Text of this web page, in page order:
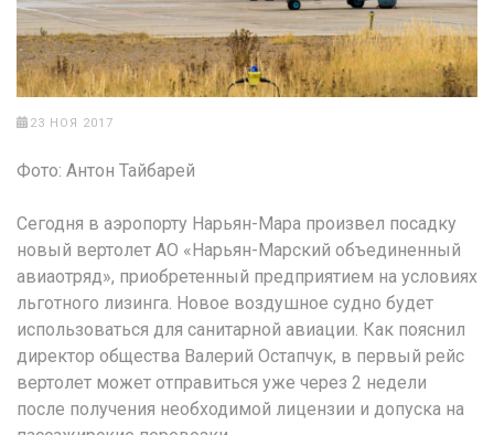
23 НОЯ 2017
Фото: Антон Тайбарей
Сегодня в аэропорту Нарьян-Мара произвел посадку
новый вертолет АО «Нарьян-Марский объединенный
авиаотряд», приобретенный предприятием на условиях
льготного лизинга. Новое воздушное судно будет
использоваться для санитарной авиации. Как пояснил
директор общества Валерий Остапчук, в первый рейс
вертолет может отправиться уже через 2 недели
после получения необходимой лицензии и допуска на